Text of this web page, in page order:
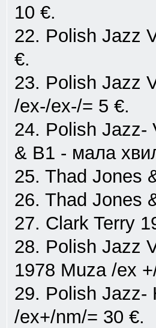
10 €.
22. Polish Jazz
€.
23. Polish Jazz
/ex-/ex-/= 5 €.
24. Polish Jazz-
& B1 - мала
25. Thad Jones
26. Thad Jones
27. Clark Terry
28. Polish Jazz
1978 Muza /ex
29. Polish Jazz-
/ex+/nm/= 30 €.